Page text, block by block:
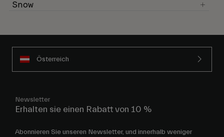
Snow
Österreich
Newsletter
Erhalten sie einen Rabatt von 10 %
Abonnieren Sie unseren Newsletter, und innerhalb weniger